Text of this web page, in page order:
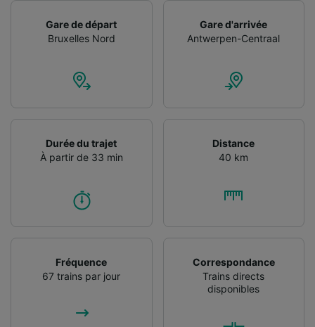
Gare de départ
Bruxelles Nord
Gare d'arrivée
Antwerpen-Centraal
Durée du trajet
À partir de 33 min
Distance
40 km
Fréquence
67 trains par jour
Correspondance
Trains directs
disponibles
précises. Analyser activement les
caractéristiques de l’appareil pour
contenu personnalisés, mesure de
études d’audience et développement de
services.
Liste de nos partenaires (fournisseurs)